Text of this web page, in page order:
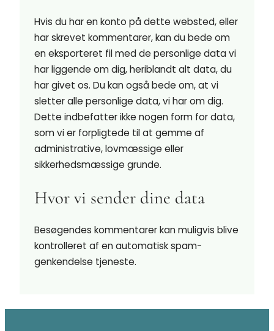
Hvis du har en konto på dette websted, eller
har skrevet kommentarer, kan du bede om
en eksporteret fil med de personlige data vi
har liggende om dig, heriblandt alt data, du
har givet os. Du kan også bede om, at vi
sletter alle personlige data, vi har om dig.
Dette indbefatter ikke nogen form for data,
som vi er forpligtede til at gemme af
administrative, lovmæssige eller
sikkerhedsmæssige grunde.
Hvor vi sender dine data
Besøgendes kommentarer kan muligvis blive
kontrolleret af en automatisk spam-
genkendelse tjeneste.